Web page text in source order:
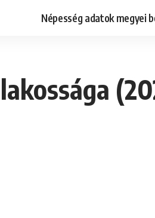
Népesség adatok megyei